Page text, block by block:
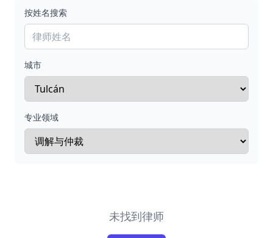
按姓名搜索
城市
专业领域
未找到律师